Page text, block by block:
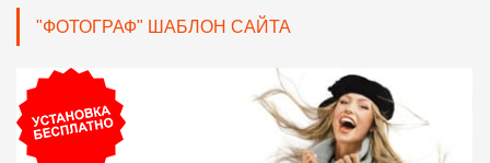
"ФОТОГРАФ" ШАБЛОН САЙТА